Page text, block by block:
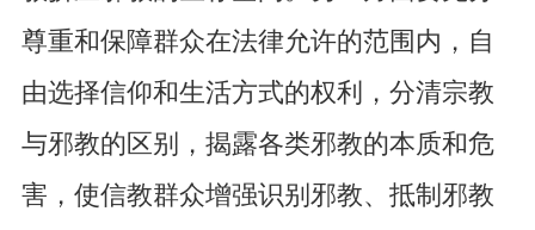
尊重和保障群众在法律允许的范围内，自
由选择信仰和生活方式的权利，分清宗教
与邪教的区别，揭露各类邪教的本质和危
害，使信教群众增强识别邪教、抵制邪教